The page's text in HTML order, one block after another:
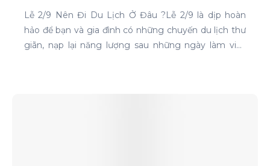
Lễ 2/9 Nên Đi Du Lịch Ở Đâu ?Lễ 2/9 là dịp hoàn
hảo để bạn và gia đình có những chuyến du lịch thư
giãn, nạp lại năng lượng sau những ngày làm việc